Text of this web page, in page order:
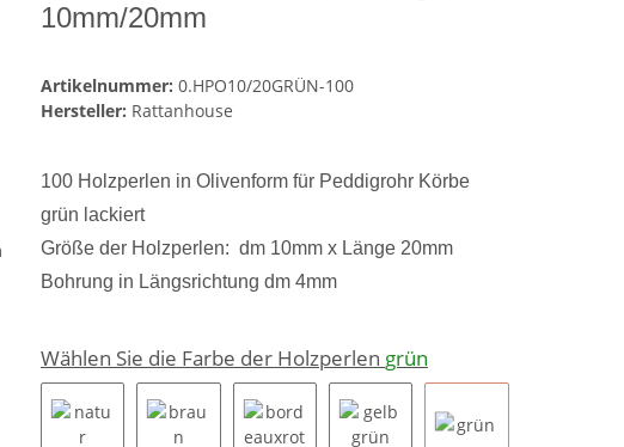
10mm/20mm
Artikelnummer: 0.HPO10/20GRÜN-100
Hersteller: Rattanhouse
100 Holzperlen in Olivenform für Peddigrohr Körbe
grün lackiert
Größe der Holzperlen: dm 10mm x Länge 20mm
Bohrung in Längsrichtung dm 4mm
Wählen Sie die Farbe der Holzperlen grün